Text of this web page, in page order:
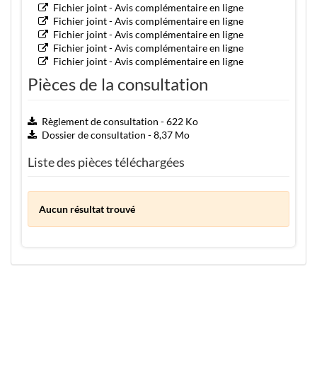
Fichier joint - Avis complémentaire en ligne
Fichier joint - Avis complémentaire en ligne
Fichier joint - Avis complémentaire en ligne
Fichier joint - Avis complémentaire en ligne
Fichier joint - Avis complémentaire en ligne
Pièces de la consultation
Règlement de consultation - 622 Ko
Dossier de consultation - 8,37 Mo
Liste des pièces téléchargées
Aucun résultat trouvé